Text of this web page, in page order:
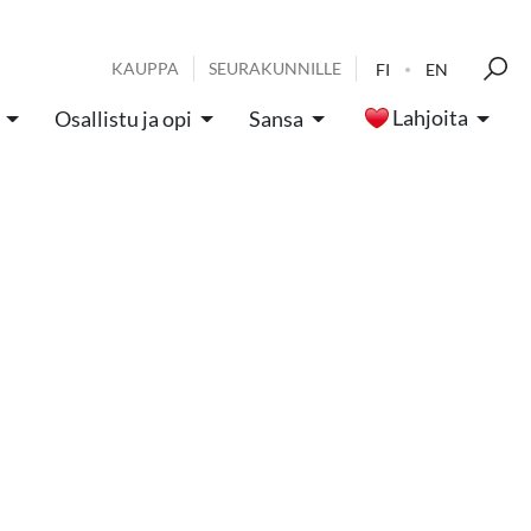
KAUPPA SEURAKUNNILLE FI EN
Osallistu ja opi Sansa Lahjoita